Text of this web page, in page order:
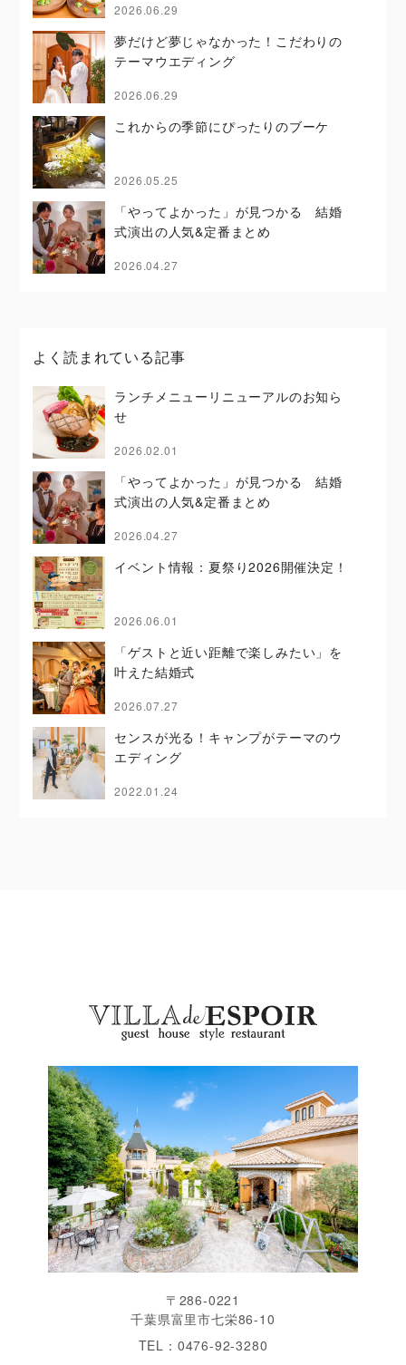
2026.06.29
夢だけど夢じゃなかった！こだわりの
テーマウエディング
2026.06.29
これからの季節にぴったりのブーケ
2026.05.25
「やってよかった」が見つかる 結婚
式演出の人気&定番まとめ
2026.04.27
よく読まれている記事
ランチメニューリニューアルのお知ら
せ
2026.02.01
「やってよかった」が見つかる 結婚
式演出の人気&定番まとめ
2026.04.27
イベント情報：夏祭り2026開催決定！
2026.06.01
「ゲストと近い距離で楽しみたい」を
叶えた結婚式
2026.07.27
センスが光る！キャンプがテーマのウ
エディング
2022.01.24
〒286-0221
千葉県富里市七栄86-10
TEL：0476-92-3280